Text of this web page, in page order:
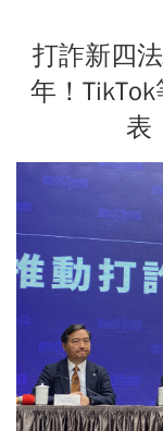
打詐新四
年！
表